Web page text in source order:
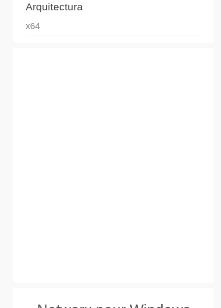
Arquitectura
x64